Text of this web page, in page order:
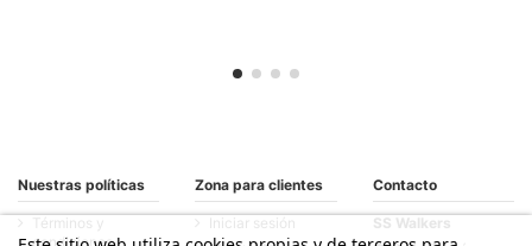
Nuestras políticas
Términos y
condiciones
Zona para clientes
Iniciar sesión
Contacto
SS Walkers